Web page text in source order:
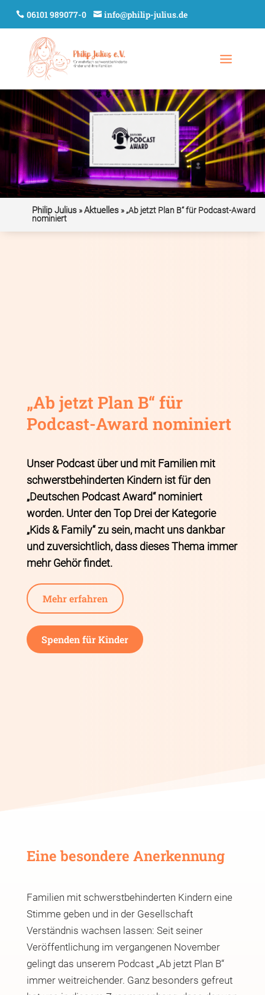
06101 989077-0 info@philip-julius.de
Philip Julius»Aktuelles»„Ab jetzt Plan B“ für Podcast-Award
nominiert
„Ab jetzt Plan B“ für
Podcast-Award nominiert
Unser Podcast über und mit Familien mit
schwerstbehinderten Kindern ist für den
„Deutschen Podcast Award“ nominiert
worden. Unter den Top Drei der Kategorie
„Kids & Family“ zu sein, macht uns dankbar
und zuversichtlich, dass dieses Thema immer
mehr Gehör findet.
Mehr erfahren
Spenden für Kinder
Eine besondere Anerkennung
Familien mit schwerstbehinderten Kindern eine
Stimme geben und in der Gesellschaft
Verständnis wachsen lassen: Seit seiner
Veröffentlichung im vergangenen November
gelingt das unserem Podcast „Ab jetzt Plan B“
immer weitreichender. Ganz besonders gefreut